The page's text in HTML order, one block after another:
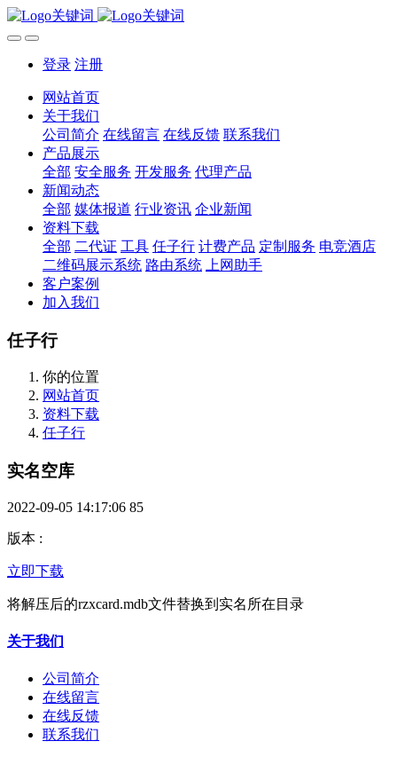
登录 注册
网站首页
关于我们
公司简介 在线留言 在线反馈 联系我们
产品展示
全部 安全服务 开发服务 代理产品
新闻动态
全部 媒体报道 行业资讯 企业新闻
资料下载
全部 二代证 工具 任子行 计费产品 定制服务 电竞酒店
二维码展示系统 路由系统
上网助手
客户案例
加入我们
任子行
你的位置
网站首页
资料下载
任子行
实名空库
2022-09-05 14:17:06 85
版本 :
立即下载
将解压后的rzxcard.mdb文件替换到实名所在目录
关于我们
公司简介
在线留言
在线反馈
联系我们